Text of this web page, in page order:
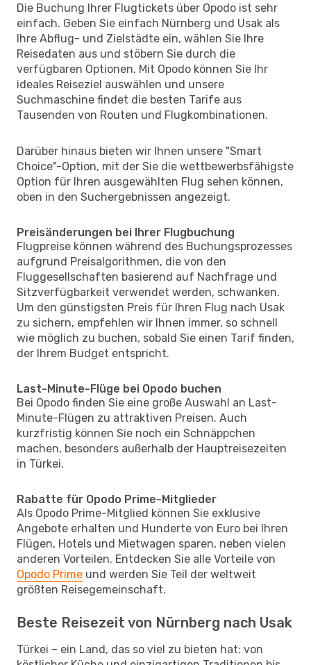
Die Buchung Ihrer Flugtickets über Opodo ist sehr
einfach. Geben Sie einfach Nürnberg und Usak als
Ihre Abflug- und Zielstädte ein, wählen Sie Ihre
Reisedaten aus und stöbern Sie durch die
verfügbaren Optionen. Mit Opodo können Sie Ihr
ideales Reiseziel auswählen und unsere
Suchmaschine findet die besten Tarife aus
Tausenden von Routen und Flugkombinationen.
Darüber hinaus bieten wir Ihnen unsere "Smart
Choice"-Option, mit der Sie die wettbewerbsfähigste
Option für Ihren ausgewählten Flug sehen können,
oben in den Suchergebnissen angezeigt.
Preisänderungen bei Ihrer Flugbuchung
Flugpreise können während des Buchungsprozesses
aufgrund Preisalgorithmen, die von den
Fluggesellschaften basierend auf Nachfrage und
Sitzverfügbarkeit verwendet werden, schwanken.
Um den günstigsten Preis für Ihren Flug nach Usak
zu sichern, empfehlen wir Ihnen immer, so schnell
wie möglich zu buchen, sobald Sie einen Tarif finden,
der Ihrem Budget entspricht.
Last-Minute-Flüge bei Opodo buchen
Bei Opodo finden Sie eine große Auswahl an Last-
Minute-Flügen zu attraktiven Preisen. Auch
kurzfristig können Sie noch ein Schnäppchen
machen, besonders außerhalb der Hauptreisezeiten
in Türkei.
Rabatte für Opodo Prime-Mitglieder
Als Opodo Prime-Mitglied können Sie exklusive
Angebote erhalten und Hunderte von Euro bei Ihren
Flügen, Hotels und Mietwagen sparen, neben vielen
anderen Vorteilen. Entdecken Sie alle Vorteile von
Opodo Prime und werden Sie Teil der weltweit
größten Reisegemeinschaft.
Beste Reisezeit von Nürnberg nach Usak
Türkei – ein Land, das so viel zu bieten hat: von